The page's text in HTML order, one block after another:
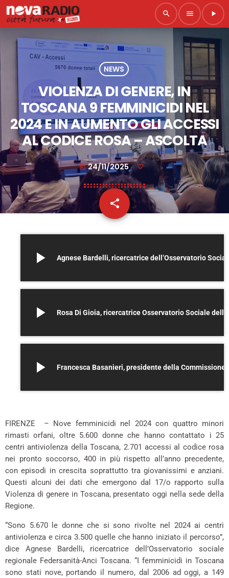
search menu play_arrow
NEWS
VIOLENZA DI GENERE, IN
TOSCANA 9 FEMMINICIDI NEL
2024 E IN AUMENTO GLI ACCESSI
AL CODICE ROSA – ASCOLTA
today 24/11/2025
share
email
play_arrow
play_arrow
play_arrow
FIRENZE – Nove femminicidi nel 2024 con quattro minori
rimasti orfani, oltre 5.600 donne che hanno contattato i 25
centri antiviolenza della Toscana, 2.701 accessi al codice rosa
nei pronto soccorso, 400 in più rispetto all’anno precedente,
con episodi in crescita soprattutto tra giovanissimi e anziani.
Questi alcuni dei dati che emergono dal 17/o rapporto sulla
Violenza di genere in Toscana, presentato oggi nella sede della
Regione.
“Sono 5.670 le donne che si sono rivolte nel 2024 ai centri
antiviolenza e circa 3.500 quelle che hanno iniziato il percorso”,
dice Agnese Bardelli, ricercatrice dell’Osservatorio sociale
regionale Federsanità-Anci Toscana. “I femminicidi in Toscana
sono stati nove, portando il numero, dal 2006 ad oggi, a 149